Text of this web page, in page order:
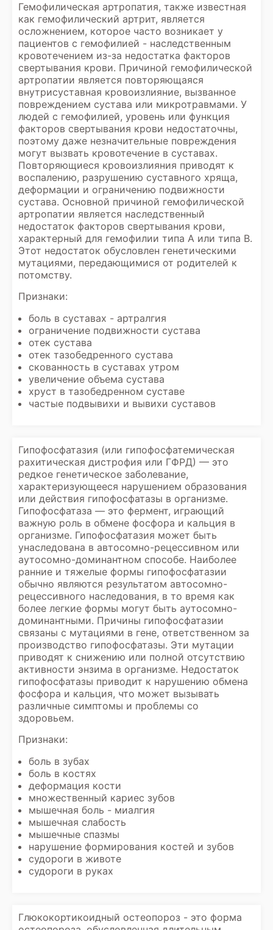
Гемофилическая артропатия, также известная
как гемофилический артрит, является
осложнением, которое часто возникает у
пациентов с гемофилией - наследственным
кровотечением из-за недостатка факторов
свертывания крови. Причиной гемофилической
артропатии является повторяющаяся
внутрисуставная кровоизлияние, вызванное
повреждением сустава или микротравмами. У
людей с гемофилией, уровень или функция
факторов свертывания крови недостаточны,
поэтому даже незначительные повреждения
могут вызвать кровотечение в суставах.
Повторяющиеся кровоизлияния приводят к
воспалению, разрушению суставного хряща,
деформации и ограничению подвижности
сустава. Основной причиной гемофилической
артропатии является наследственный
недостаток факторов свертывания крови,
характерный для гемофилии типа А или типа В.
Этот недостаток обусловлен генетическими
мутациями, передающимися от родителей к
потомству.
Признаки:
боль в суставах - артралгия
ограничение подвижности сустава
отек сустава
отек тазобедренного сустава
скованность в суставах утром
увеличение объема сустава
хруст в тазобедренном суставе
частые подвывихи и вывихи суставов
Гипофосфатазия (или гипофосфатемическая
рахитическая дистрофия или ГФРД) — это
редкое генетическое заболевание,
характеризующееся нарушением образования
или действия гипофосфатазы в организме.
Гипофосфатаза — это фермент, играющий
важную роль в обмене фосфора и кальция в
организме. Гипофосфатазия может быть
унаследована в автосомно-рецессивном или
аутосомно-доминантном способе. Наиболее
ранние и тяжелые формы гипофосфатазии
обычно являются результатом автосомно-
рецессивного наследования, в то время как
более легкие формы могут быть аутосомно-
доминантными. Причины гипофосфатазии
связаны с мутациями в гене, ответственном за
производство гипофосфатазы. Эти мутации
приводят к снижению или полной отсутствию
активности энзима в организме. Недостаток
гипофосфатазы приводит к нарушению обмена
фосфора и кальция, что может вызывать
различные симптомы и проблемы со
здоровьем.
Признаки:
боль в зубах
боль в костях
деформация кости
множественный кариес зубов
мышечная боль - миалгия
мышечная слабость
мышечные спазмы
нарушение формирования костей и зубов
судороги в животе
судороги в руках
Глюкокортикоидный остеопороз - это форма